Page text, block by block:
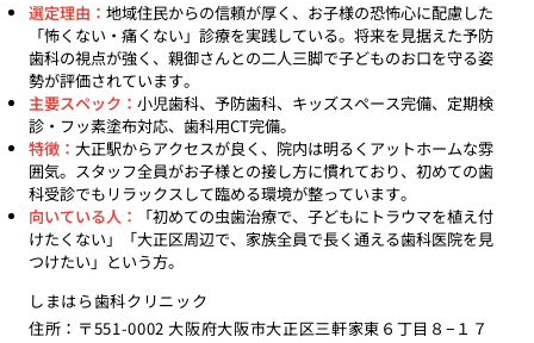
選定理由： 地域住民からの信頼が厚く、お子様の恐怖心に配慮した
「怖くない・痛くない」診療を実践している。将来を見据えた予防
歯科の視点が強く、親御さんとの二人三脚で子どものお口を守る姿
勢が評価されています。
主要スペック： 小児歯科、予防歯科、キッズスペース完備、定期検
診・フッ素塗布対応、歯科用CT完備。
特徴： 大正駅からアクセスが良く、院内は明るくアットホームな雰
囲気。スタッフ全員がお子様との接し方に慣れており、初めての歯
科受診でもリラックスして臨める環境が整っています。
向いている人：
「初めての虫歯治療で、子どもにトラウマを植え付
けたくない」「大正区周辺で、家族全員で長く通える歯科医院を見
つけたい」という方。
しまはら歯科クリニック
住所：〒551-0002 大阪府大阪市大正区三軒家東６丁目８−１７